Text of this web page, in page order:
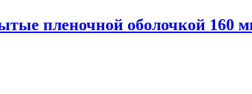
пленочной оболочкой 160